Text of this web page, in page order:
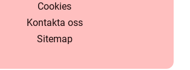
Cookies
Kontakta oss
Sitemap